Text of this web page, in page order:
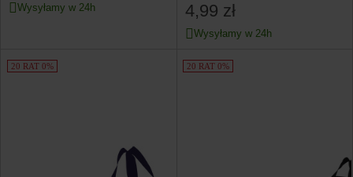
Wysyłamy w 24h 4,99 zł
Wysyłamy w 24h
20 RAT 0% 20 RAT 0%